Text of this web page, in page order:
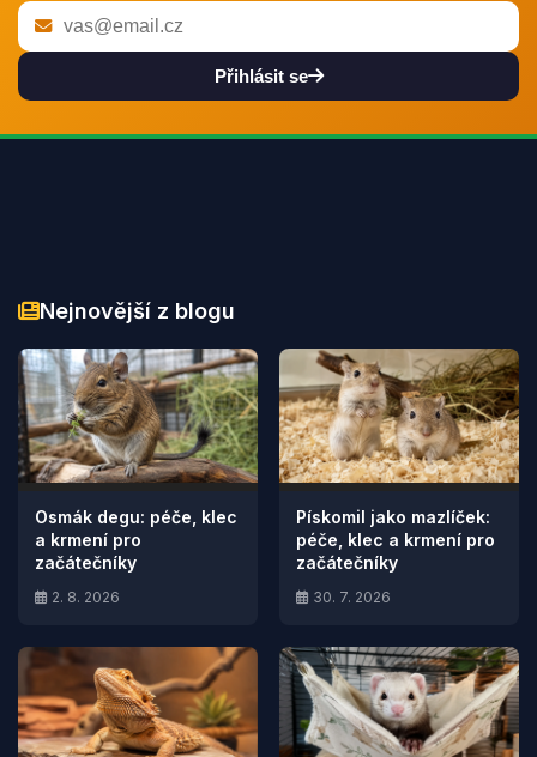
Přihlásit se
Nejnovější z blogu
Osmák degu: péče, klec
a krmení pro
začátečníky
2. 8. 2026
Pískomil jako mazlíček:
péče, klec a krmení pro
začátečníky
30. 7. 2026